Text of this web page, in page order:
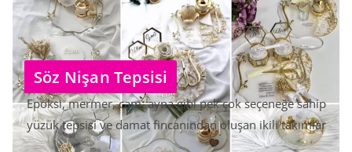
Söz Nişan Tepsisi
Epoksi, mermer, cam, ayna gibi pek çok seçeneğe sahip
yüzük tepsisi ve damat fincanından oluşan ikili takımlar